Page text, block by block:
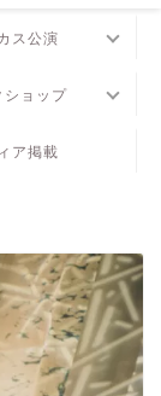
ス公演
ショップ
ア掲載